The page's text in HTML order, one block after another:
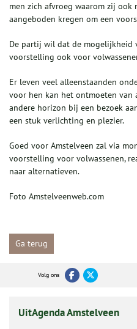
men zich afvroeg waarom zij
aangeboden kregen om een
De partij wil dat de mogelijkheid
voorstelling ook voor
Er leven veel alleenstaanden
voor hen kan het ontmoeten van
andere horizon bij een bezoek
een stuk verlichting en plezier.
Goed voor Amstelveen zal via
voorstelling voor volwassenen,
naar alternatieven.
Foto Amstelveenweb.com
Ga terug
Volg ons
UitAgenda Amstelveen